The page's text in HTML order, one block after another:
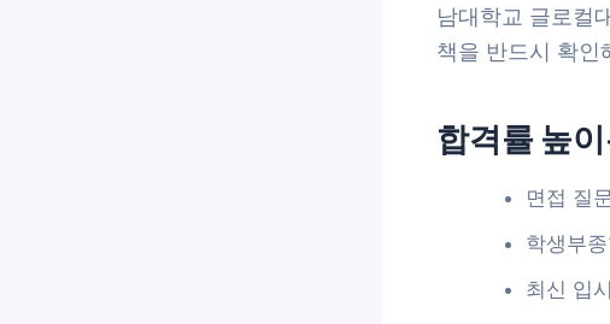
남대학교 글로컬
책을 반드시 확인
합격률 높
면접 질
학생부
최신 입